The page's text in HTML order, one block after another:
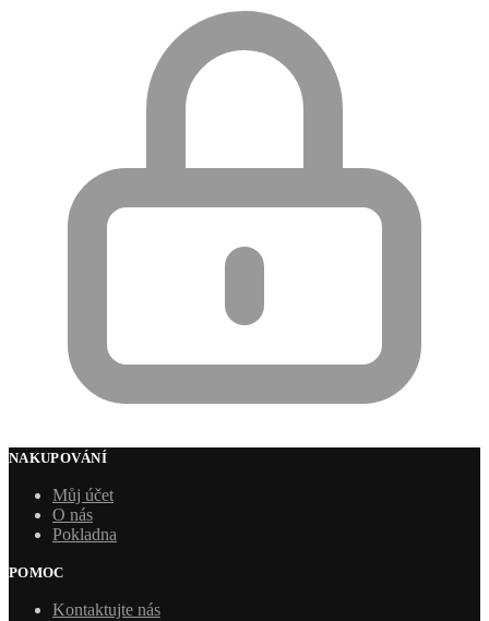
NAKUPOVÁNÍ
Můj účet
O nás
Pokladna
POMOC
Kontaktujte nás